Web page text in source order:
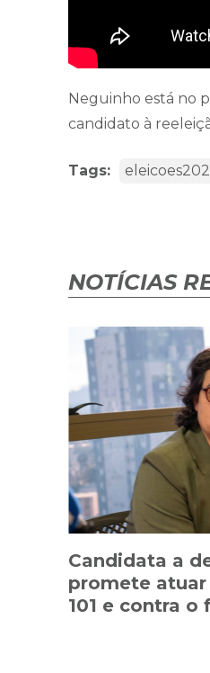
Neguinho está no
candidato à
Tags:
NOTÍCIAS
Candidata a
promete atuar
101 e contra